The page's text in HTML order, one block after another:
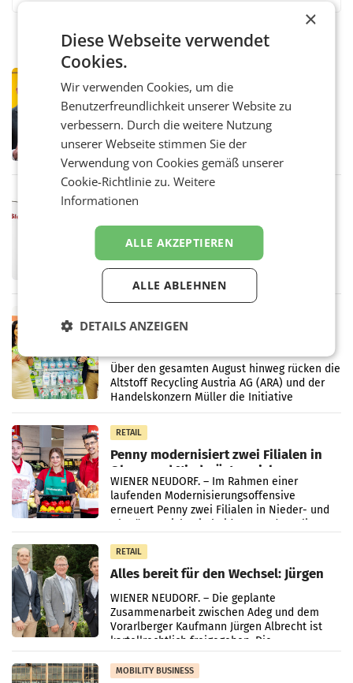
Österreichische Post: Umsatzplus im
ersten Halbjahr trotz schwachem
Briefgeschäft
WIEN Die Österreichische Post AG hat im
ersten Halbjahr 2026 einen Konzernumsatz
von 1.544,0 Mio. EUR erwirtschaftet, was
einem Plus von 3,8 Prozent gegenüber dem
Vergleichszeitraum
überraschend viel Gewinn
UNTERFÖHRING/MAILAND/AMSTERDAM. Der
Fernsehkonzern ProSiebenSat.1 hat im
Frühjahr dank Kostensenkungen operativ
wieder Gewinn gemacht und die
Markterwartung deutlich übertroffen.
Eine Bühne für Zirkularität: ARA und
Kreislauffähigkeit
Über den gesamten August hinweg rücken die
Altstoff Recycling Austria AG (ARA) und der
Handelskonzern Müller die Initiative
„Kreislauf-Helden“ in allen österreichischen
Müller-Filialen
RETAIL
Penny modernisiert zwei Filialen in
Ober- und Niederösterreich
WIENER NEUDORF. – Im Rahmen einer
laufenden Modernisierungsoffensive
erneuert Penny zwei Filialen in Nieder- und
Oberösterreich. Die beiden Standorte liegen
RETAIL
Alles bereit für den Wechsel: Jürgen
Albrecht setzt ab 1.1.2027 auf Adeg
WIENER NEUDORF. – Die geplante
Zusammenarbeit zwischen Adeg und dem
Vorarlberger Kaufmann Jürgen Albrecht ist
kartellrechtlich freigegeben: Die
Bundeswettbewerbsbehörde und der
Bundeskartellanwalt
MOBILITY BUSINESS
×
Diese Webseite verwendet
Cookies.
Wir verwenden Cookies, um die
Benutzerfreundlichkeit unserer Website zu
verbessern. Durch die weitere Nutzung
unserer Webseite stimmen Sie der
Verwendung von Cookies gemäß unserer
Cookie-Richtlinie zu.Weitere
Informationen
ALLE AKZEPTIEREN
ALLE ABLEHNEN
DETAILS ANZEIGEN